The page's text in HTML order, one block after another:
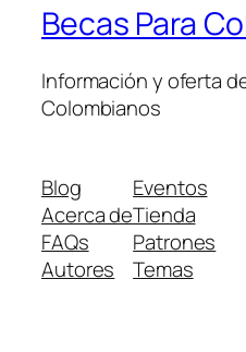
Becas Para
Información y oferta
Colombianos
Blog
Acerca de
FAQs
Autores
Eventos
Tienda
Patrones
Temas